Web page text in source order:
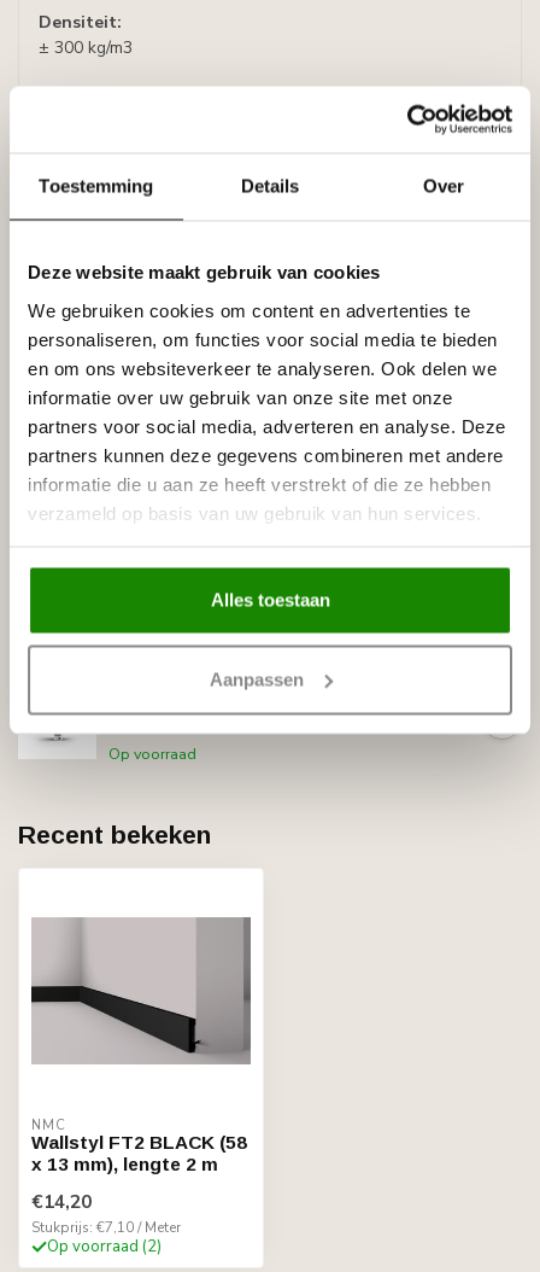
Toestemming Details Over
Deze website maakt gebruik van cookies
We gebruiken cookies om content en advertenties te
personaliseren, om functies voor social media te bieden
en om ons websiteverkeer te analyseren. Ook delen we
informatie over uw gebruik van onze site met onze
partners voor social media, adverteren en analyse. Deze
partners kunnen deze gegevens combineren met andere
informatie die u aan ze heeft verstrekt of die ze hebben
verzameld op basis van uw gebruik van hun services.
Alles toestaan
Aanpassen
Densiteit:
± 300 kg/m3
Lengte: 200 cm
Uitvoering
- Lijmen met : ZWARTE Adefix lijm, lijmverbruik: 5-6 meter
lijst per lijmkoker.
- Afwerking : Voorgeschilderd met watergedragen primer,
overschilderbaar met alle verven op waterbasis, zoals
acrylverf, latex of muurverf (oplosmiddelvrij).
Specificaties
Leverancier
Reviews
Gerelateerde producten
NMC Adefix BLACK lijmkoker 310
Op voorraad
€11,95
Recent bekeken
NMC
Wallstyl FT2 BLACK (58
x 13 mm), lengte 2 m
€14,20
Stukprijs: €7,10 / Meter
Op voorraad (2)